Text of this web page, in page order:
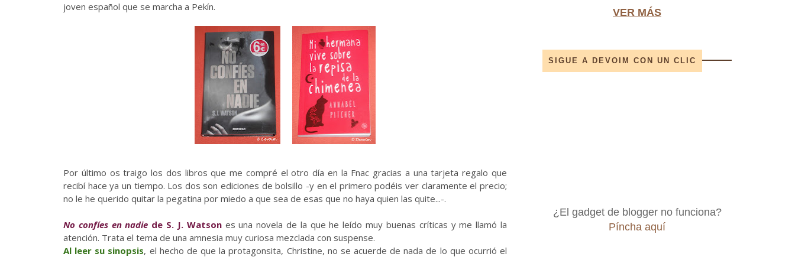
joven español que se marcha a Pekín.
Por último os traigo los dos libros que me compré el otro día en la Fnac gracias a una tarjeta regalo que
recibí hace ya un tiempo. Los dos son ediciones de bolsillo -y en el primero podéis ver claramente el precio;
no le he querido quitar la pegatina por miedo a que sea de esas que no haya quien las quite...-.
No confíes en nadie de S. J. Watson es una novela de la que he leído muy buenas críticas y me llamó la
atención. Trata el tema de una amnesia muy curiosa mezclada con suspense.
Al leer su sinopsis, el hecho de que la protagonsita, Christine, no se acuerde de nada de lo que ocurrió el
VER MÁS
SIGUE A DEVOIM CON UN CLIC
¿El gadget de blogger no funciona?
Píncha aquí